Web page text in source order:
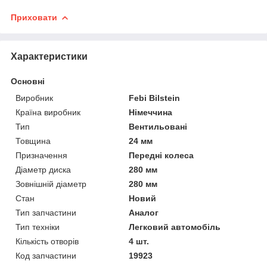
Приховати
Характеристики
Основні
Виробник
Febi Bilstein
Країна виробник
Німеччина
Тип
Вентильовані
Товщина
24 мм
Призначення
Передні колеса
Діаметр диска
280 мм
Зовнішній діаметр
280 мм
Стан
Новий
Тип запчастини
Аналог
Тип техніки
Легковий автомобіль
Кількість отворів
4 шт.
Код запчастини
19923